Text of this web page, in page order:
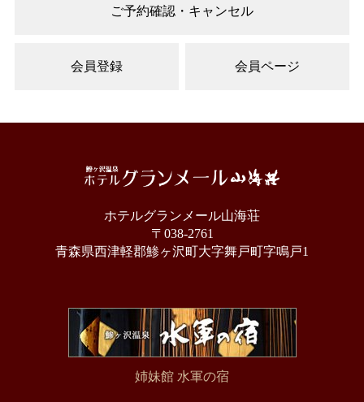
ご予約確認・キャンセル
会員登録 会員ページ
ホテルグランメール山海荘
〒038-2761
青森県西津軽郡鯵ヶ沢町大字舞戸町字鳴戸1
姉妹館 水軍の宿